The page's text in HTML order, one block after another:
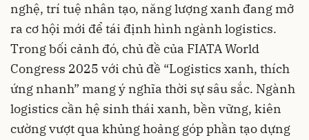
nghệ, trí tuệ nhân tạo, năng lượng xanh đang mở
ra cơ hội mới để tái định hình ngành logistics.
Trong bối cảnh đó, chủ đề của FIATA World
Congress 2025 với chủ đề “Logistics xanh, thích
ứng nhanh” mang ý nghĩa thời sự sâu sắc. Ngành
logistics cần hệ sinh thái xanh, bền vững, kiên
cường vượt qua khủng hoảng góp phần tạo dựng